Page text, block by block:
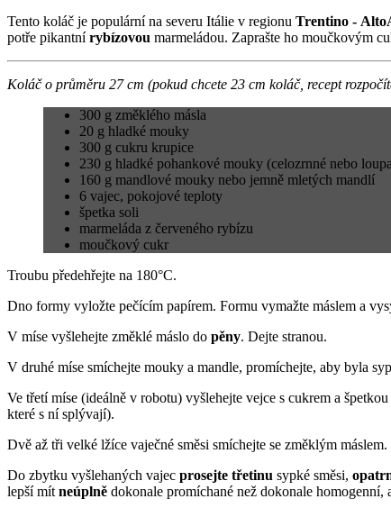
Tento koláč je populární na severu Itálie v regionu Trentino -
potře pikantnírybízovou marmeládou. Zaprašte ho moučkovým
Koláč o průměru 27 cm (pokud chcete 23 cm koláč, recept
300 g změklého másla
20 g hladké mouky
300 g cukru krupice
230 g hladké pohankové mouky (celozrnné nebo
160 g mandlové mouky nebo jemně mletých mandlí
6 vajec, pokojové teploty
špetka soli
marmeláda z červeného rybízu
moučkový cukr
Troubu předehřejte na 180°C.
Dno formy vyložte pečícím papírem. Formu vymažte máslem a
V míse vyšlehejte změklé máslo do pěny. Dejte stranou.
V druhé míse smíchejte mouky a mandle, promíchejte, aby byla
Ve třetí míse (ideálně v robotu) vyšlehejte vejce s cukrem a
které s ní splývají).
Dvě až tři velké lžíce vaječné směsi smíchejte se změklým máslem.
Do zbytku vyšlehaných vajec prosejte třetinu sypké směsi,
lepší mít neúplně dokonale promíchané než dokonale homogenní,